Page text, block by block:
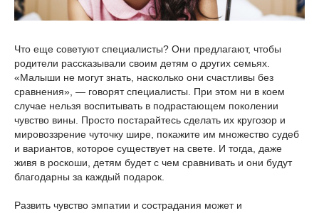
Что еще советуют специалисты? Они предлагают, чтобы
родители рассказывали своим детям о других семьях.
«Малыши не могут знать, насколько они счастливы без
сравнения», — говорят специалисты. При этом ни в коем
случае нельзя воспитывать в подрастающем поколении
чувство вины. Просто постарайтесь сделать их кругозор и
мировоззрение чуточку шире, покажите им множество судеб
и вариантов, которое существует на свете. И тогда, даже
живя в роскоши, детям будет с чем сравнивать и они будут
благодарны за каждый подарок.
Развить чувство эмпатии и сострадания может и